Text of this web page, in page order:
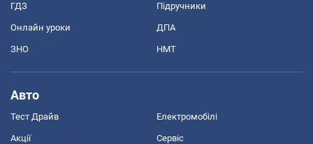
ГДЗ Підручники
Онлайн уроки ДПА
ЗНО НМТ
Авто
Тест Драйв Електромобілі
Акції Сервіс